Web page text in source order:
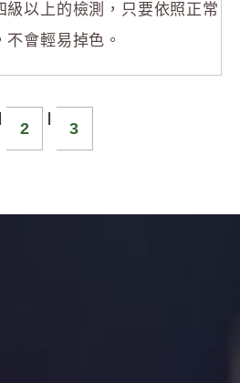
級以上的檢測，只要依照正常
會輕易掉色。
|
2
|
3